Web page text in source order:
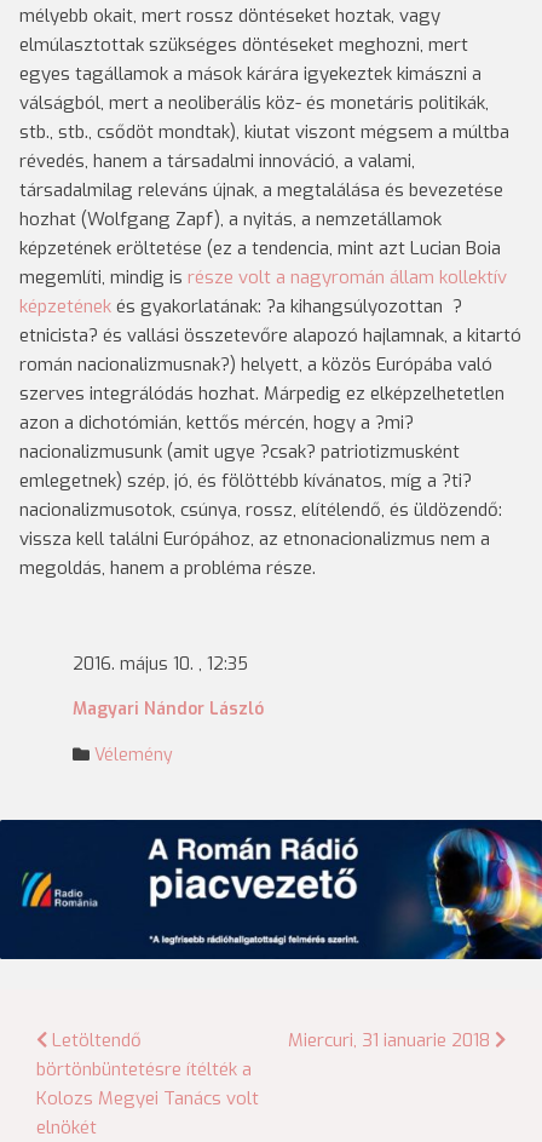
mélyebb okait, mert rossz döntéseket hoztak, vagy
elmúlasztottak szükséges döntéseket meghozni, mert
egyes tagállamok a mások kárára igyekeztek kimászni a
válságból, mert a neoliberális köz- és monetáris politikák,
stb., stb., csődöt mondtak), kiutat viszont mégsem a múltba
révedés, hanem a társadalmi innováció, a valami,
társadalmilag releváns újnak, a megtalálása és bevezetése
hozhat (Wolfgang Zapf), a nyitás, a nemzetállamok
képzetének eröltetése (ez a tendencia, mint azt Lucian Boia
megemlíti, mindig is része volt a nagyromán állam kollektív
képzetének és gyakorlatának: ?a kihangsúlyozottan ?
etnicista? és vallási összetevőre alapozó hajlamnak, a kitartó
román nacionalizmusnak?) helyett, a közös Európába való
szerves integrálódás hozhat. Márpedig ez elképzelhetetlen
azon a dichotómián, kettős mércén, hogy a ?mi?
nacionalizmusunk (amit ugye ?csak? patriotizmusként
emlegetnek) szép, jó, és fölöttébb kívánatos, míg a ?ti?
nacionalizmusotok, csúnya, rossz, elítélendő, és üldözendő:
vissza kell találni Európához, az etnonacionalizmus nem a
megoldás, hanem a probléma része.
2016. május 10. , 12:35
Magyari Nándor László
Vélemény
Bejegyzés
navigáció
Letöltendő
börtönbüntetésre ítélték a
Kolozs Megyei Tanács volt
elnökét
Miercuri, 31 ianuarie 2018